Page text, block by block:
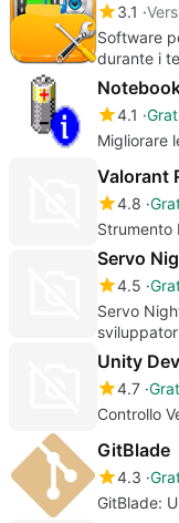
3.1
Software
durante i
4.1
Migliorare
Valorant
4.8
Strumento
Servo
4.5
Servo
Unity
4.7
Controllo
GitBlade
4.3
GitBlade: